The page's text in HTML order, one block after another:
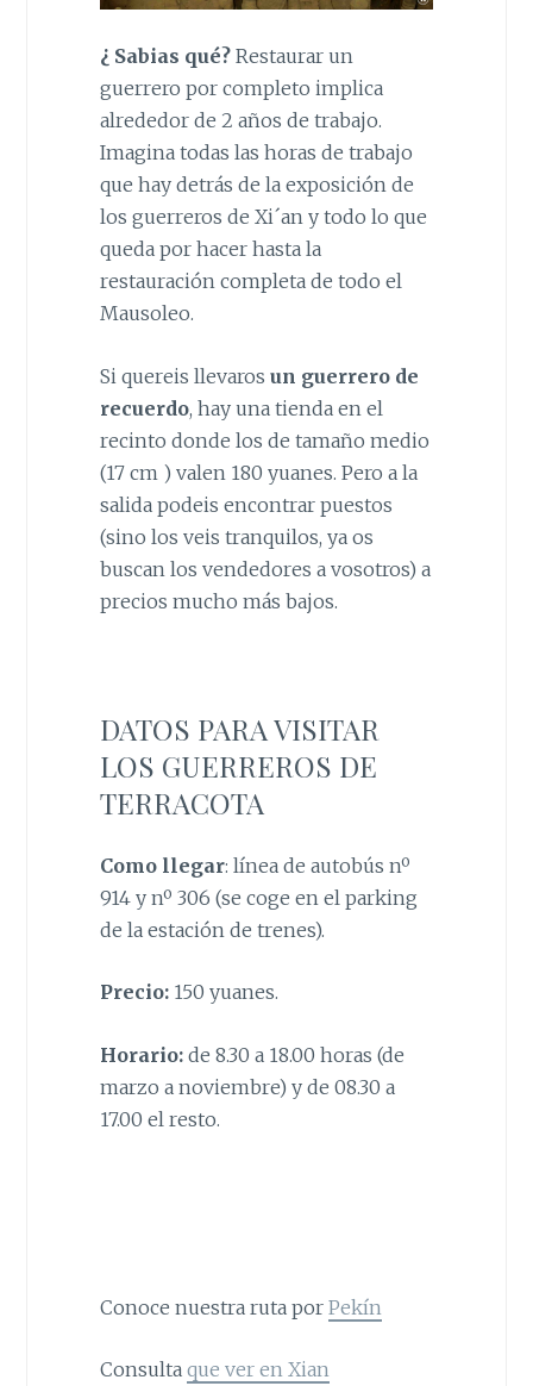
¿ Sabias qué?Restaurar un
guerrero por completo implica
alrededor de 2 años de trabajo.
Imagina todas las horas de trabajo
que hay detrás de la exposición de
los guerreros de Xi´an y todo lo que
queda por hacer hasta la
restauración completa de todo el
Mausoleo.
Si quereis llevaros un guerrero de
recuerdo, hay una tienda en el
recinto donde los de tamaño medio
(17 cm ) valen 180 yuanes. Pero a la
salida podeis encontrar puestos
(sino los veis tranquilos, ya os
buscan los vendedores a vosotros) a
precios mucho más bajos.
DATOS PARA VISITAR
LOS GUERREROS DE
TERRACOTA
Como llegar: línea de autobús nº
914 y nº 306 (se coge en el parking
de la estación de trenes).
Precio:150 yuanes.
Horario:de 8.30 a 18.00 horas (de
marzo a noviembre) y de 08.30 a
17.00 el resto.
Conoce nuestra ruta por Pekín
Consulta que ver en Xian